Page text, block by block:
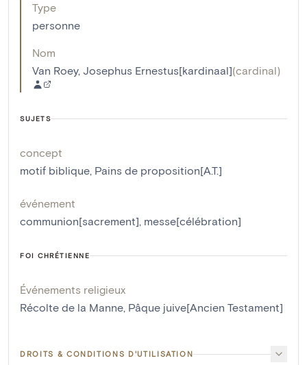
Type
personne
Nom
Van Roey, Josephus Ernestus[kardinaal](cardinal)
SUJETS
concept
motif biblique, Pains de proposition[A.T.]
événement
communion[sacrement], messe[célébration]
FOI CHRÉTIENNE
Événements religieux
Récolte de la Manne, Pâque juive[Ancien Testament]
DROITS & CONDITIONS D'UTILISATION